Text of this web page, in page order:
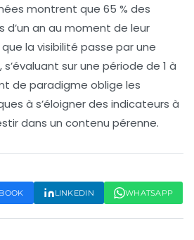
montrent que 65 % des
d’un an au moment de leur
la visibilité passe par une
sur une période de 1 à
de paradigme oblige les
à s’éloigner des indicateurs à
dans un contenu pérenne.
LINKEDIN WHATSAPP